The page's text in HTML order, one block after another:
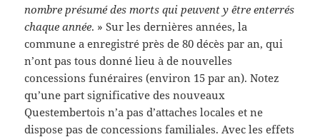
nombre présumé des morts qui peuvent y être enterrés
chaque année. » Sur les dernières années, la
commune a enregistré près de 80 décès par an, qui
n’ont pas tous donné lieu à de nouvelles
concessions funéraires (environ 15 par an). Notez
qu’une part significative des nouveaux
Questembertois n’a pas d’attaches locales et ne
dispose pas de concessions familiales. Avec les effets